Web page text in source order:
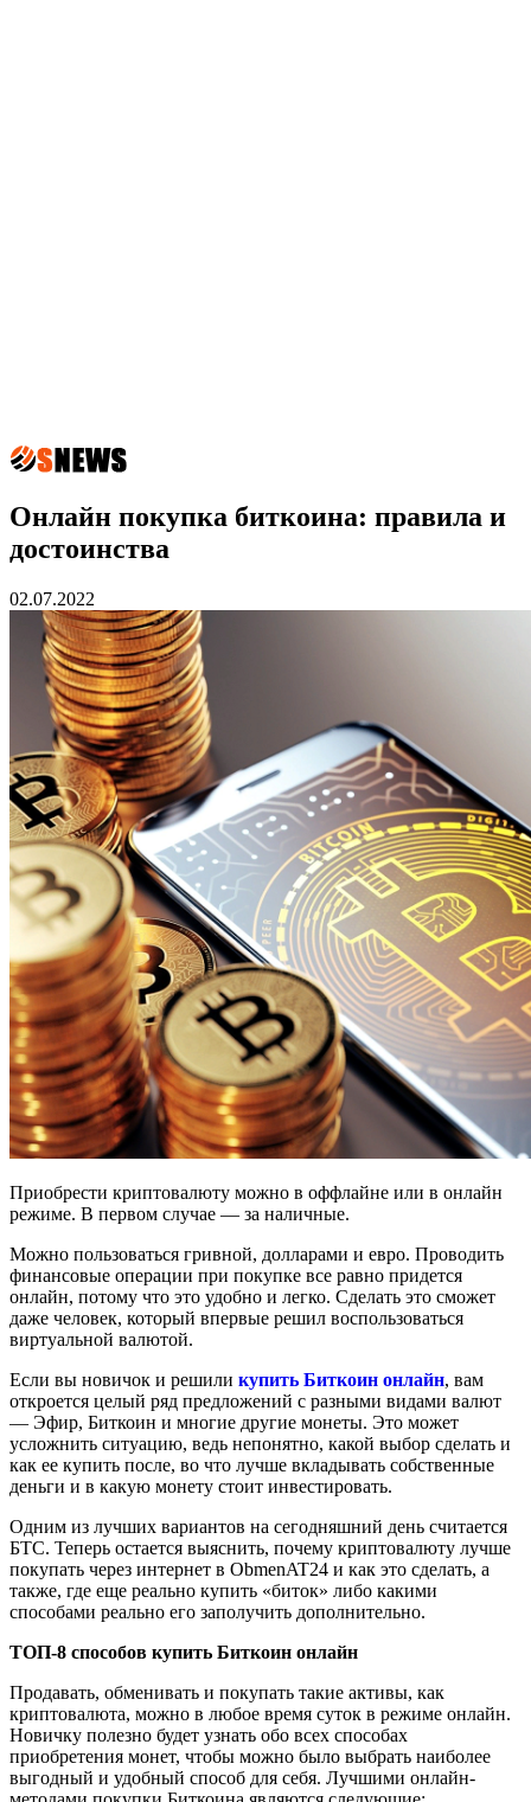
Онлайн покупка биткоина: правила и
достоинства
02.07.2022
Приобрести криптовалюту можно в оффлайне или в онлайн
режиме. В первом случае — за наличные.
Можно пользоваться гривной, долларами и евро. Проводить
финансовые операции при покупке все равно придется
онлайн, потому что это удобно и легко. Сделать это сможет
даже человек, который впервые решил воспользоваться
виртуальной валютой.
Если вы новичок и решили купить Биткоин онлайн, вам
откроется целый ряд предложений с разными видами валют
— Эфир, Биткоин и многие другие монеты. Это может
усложнить ситуацию, ведь непонятно, какой выбор сделать и
как ее купить после, во что лучше вкладывать собственные
деньги и в какую монету стоит инвестировать.
Одним из лучших вариантов на сегодняшний день считается
БТС. Теперь остается выяснить, почему криптовалюту лучше
покупать через интернет в ObmenAT24 и как это сделать, а
также, где еще реально купить «биток» либо какими
способами реально его заполучить дополнительно.
ТОП-8 способов купить Биткоин онлайн
Продавать, обменивать и покупать такие активы, как
криптовалюта, можно в любое время суток в режиме онлайн.
Новичку полезно будет узнать обо всех способах
приобретения монет, чтобы можно было выбрать наиболее
выгодный и удобный способ для себя. Лучшими онлайн-